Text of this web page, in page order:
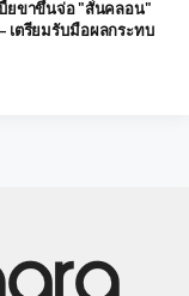
ยขาขึ้นจ่อ "สั่นคลอน"
เตรียมรับมือผลกระทบ